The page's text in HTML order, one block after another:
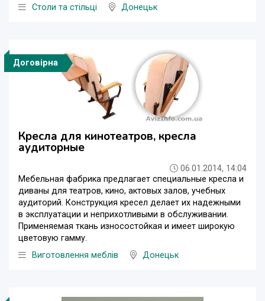
Столи та стільці
Донецьк
Договірна
Кресла для кинотеатров, кресла
аудиторные
06.01.2014, 14:04
Мебельная фабрика предлагает специальные кресла и
диваны для театров, кино, актовых залов, учебных
аудиторий. Конструкция кресел делает их надежными
в эксплуатации и неприхотливыми в обслуживании.
Применяемая ткань износостойкая и имеет широкую
цветовую гамму.
Виготовлення меблів
Донецьк